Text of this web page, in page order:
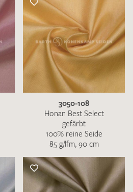
3050-108
Honan Best Select
gefärbt
100% reine Seide
85 g/lfm, 90 cm